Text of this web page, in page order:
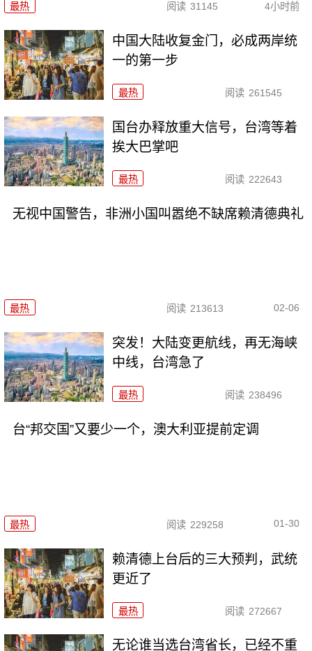
最热 阅读 31145 4小时前
中国大陆收复金门，必成两岸统
一的第一步
最热 阅读 261545
国台办释放重大信号，台湾等着
挨大巴掌吧
最热 阅读 222643
无视中国警告，非洲小国叫嚣绝不缺席赖清德典礼
最热 阅读 213613 02-06
突发！大陆变更航线，再无海峡
中线，台湾急了
最热 阅读 238496
台“邦交国”又要少一个，澳大利亚提前定调
最热 阅读 229258 01-30
赖清德上台后的三大预判，武统
更近了
最热 阅读 272667
无论谁当选台湾省长，已经不重